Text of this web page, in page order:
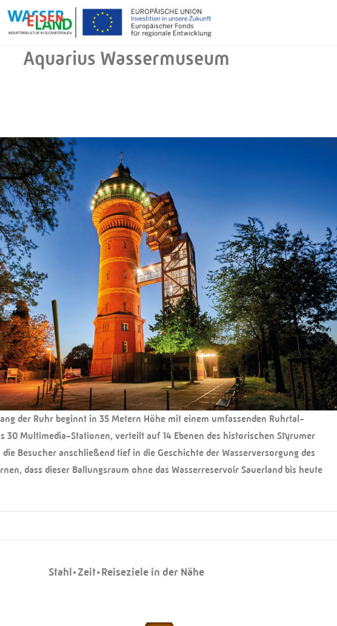
Aquarius Wassermuseum
der Ruhr beginnt in 35 Metern Höhe mit einem umfassenden Ruhrtal-
30 Multimedia-Stationen, verteilt auf 14 Ebenen des historischen Styrumer
Besucher anschließend tief in die Geschichte der Wasserversorgung des
dass dieser Ballungsraum ohne das Wasserreservoir Sauerland bis heute
Stahl•Zeit•Reiseziele in der Nähe